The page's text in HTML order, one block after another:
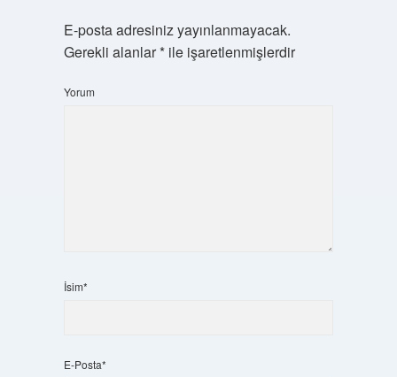
E-posta adresiniz yayınlanmayacak.
Gerekli alanlar*ile işaretlenmişlerdir
Yorum
İsim*
E-Posta*